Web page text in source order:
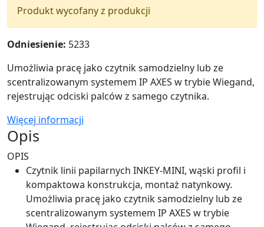
Produkt wycofany z produkcji
Odniesienie: 5233
Umożliwia pracę jako czytnik samodzielny lub ze
scentralizowanym systemem IP AXES w trybie Wiegand,
rejestrując odciski palców z samego czytnika.
Więcej informacji
Opis
OPIS
Czytnik linii papilarnych INKEY-MINI, wąski profil i
kompaktowa konstrukcja, montaż natynkowy.
Umożliwia pracę jako czytnik samodzielny lub ze
scentralizowanym systemem IP AXES w trybie